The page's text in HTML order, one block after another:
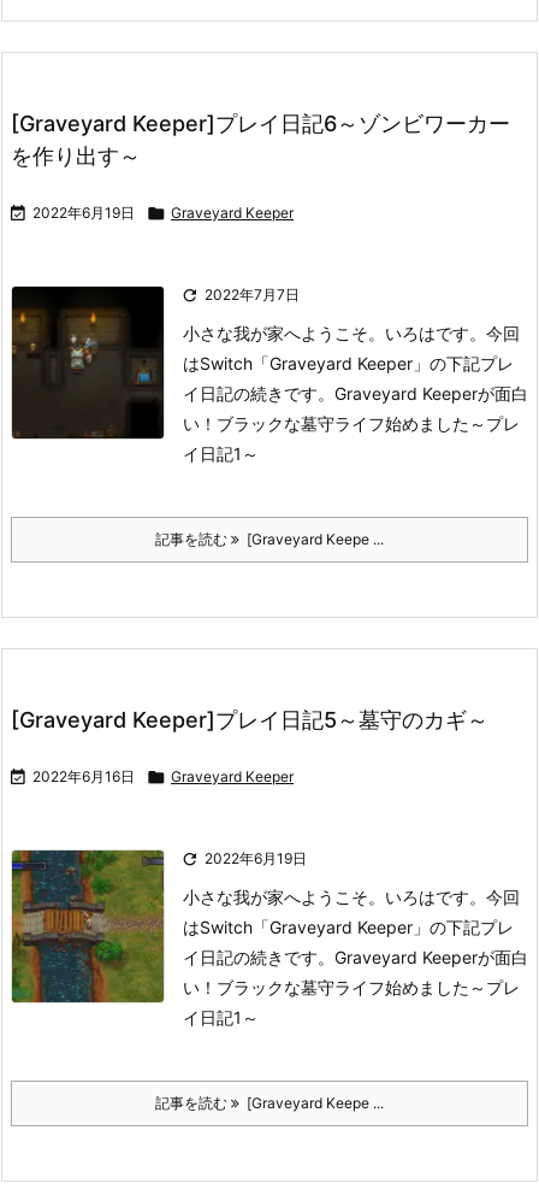
[Graveyard Keeper]プレイ日記6～ゾンビワーカー
を作り出す～
 2022年6月19日  Graveyard Keeper
 2022年7月7日
小さな我が家へようこそ。いろはです。 今回
はSwitch「Graveyard Keeper」の下記プレ
イ日記の続きです。 Graveyard Keeperが面白
い！ブラックな墓守ライフ始めました～プレ
イ日記1～
記事を読む [Graveyard Keepe ...
[Graveyard Keeper]プレイ日記5～墓守のカギ～
 2022年6月16日  Graveyard Keeper
 2022年6月19日
小さな我が家へようこそ。いろはです。 今回
はSwitch「Graveyard Keeper」の下記プレ
イ日記の続きです。 Graveyard Keeperが面白
い！ブラックな墓守ライフ始めました～プレ
イ日記1～
記事を読む [Graveyard Keepe ...